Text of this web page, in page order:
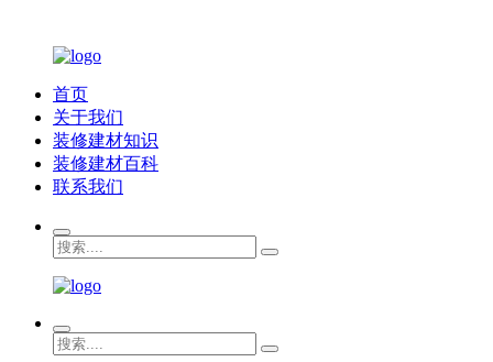
首页
关于我们
装修建材知识
装修建材百科
联系我们